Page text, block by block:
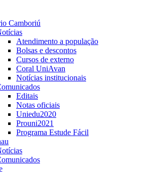
Camboriú
Atendimento a população
Bolsas e descontos
Cursos de externo
Coral UniAvan
Notícias institucionais
Editais
Notas oficiais
Uniedu2020
Prouni2021
Programa Estude Fácil